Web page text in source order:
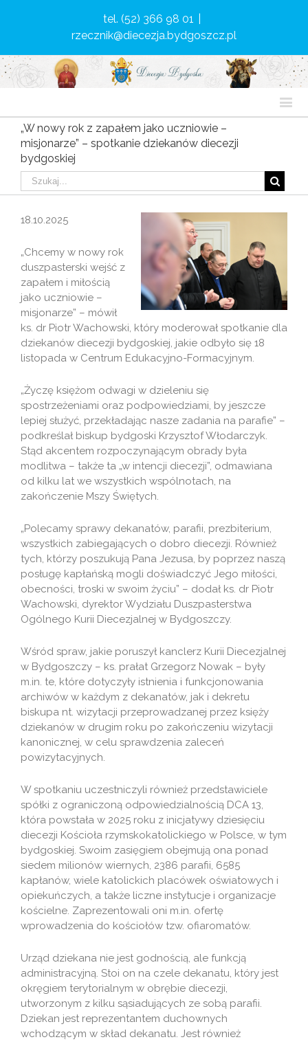
tel. (52) 366 98 01
rzecznik@diecezja.bydgoszcz.pl
„W nowy rok z zapałem jako uczniowie –
misjonarze” – spotkanie dziekanów diecezji
bydgoskiej
18.10.2025
„Chcemy w nowy rok
duszpasterski wejść z
zapałem i miłością
jako uczniowie –
misjonarze” – mówił
ks. dr Piotr Wachowski, który moderował spotkanie dla
dziekanów diecezji bydgoskiej, jakie odbyło się 18
listopada w Centrum Edukacyjno-Formacyjnym.
„Życzę księżom odwagi w dzieleniu się
spostrzeżeniami oraz podpowiedziami, by jeszcze
lepiej służyć, przekładając nasze zadania na parafie” –
podkreślał biskup bydgoski Krzysztof Włodarczyk.
Stąd akcentem rozpoczynającym obrady była
modlitwa – także ta „w intencji diecezji”, odmawiana
od kilku lat we wszystkich wspólnotach, na
zakończenie Mszy Świętych.
„Polecamy sprawy dekanatów, parafii, prezbiterium,
wszystkich zabiegających o dobro diecezji. Również
tych, którzy poszukują Pana Jezusa, by poprzez naszą
posługę kapłańską mogli doświadczyć Jego miłości,
obecności, troski w swoim życiu” – dodał ks. dr Piotr
Wachowski, dyrektor Wydziału Duszpasterstwa
Ogólnego Kurii Diecezjalnej w Bydgoszczy.
Wśród spraw, jakie poruszył kanclerz Kurii Diecezjalnej
w Bydgoszczy – ks. prałat Grzegorz Nowak – były
m.in. te, które dotyczyły istnienia i funkcjonowania
archiwów w każdym z dekanatów, jak i dekretu
biskupa nt. wizytacji przeprowadzanej przez księży
dziekanów w drugim roku po zakończeniu wizytacji
kanonicznej, w celu sprawdzenia zaleceń
powizytacyjnych.
W spotkaniu uczestniczyli również przedstawiciele
spółki z ograniczoną odpowiedzialnością DCA 13,
która powstała w 2025 roku z inicjatywy dziesięciu
diecezji Kościoła rzymskokatolickiego w Polsce, w tym
bydgoskiej. Swoim zasięgiem obejmują ona ponad
siedem milionów wiernych, 2386 parafii, 6585
kapłanów, wiele katolickich placówek oświatowych i
opiekuńczych, a także liczne instytucje i organizacje
kościelne. Zaprezentowali oni m.in. ofertę
wprowadzenia do kościołów tzw. ofiaromatów.
Urząd dziekana nie jest godnością, ale funkcją
administracyjną. Stoi on na czele dekanatu, który jest
okręgiem terytorialnym w obrębie diecezji,
utworzonym z kilku sąsiadujących ze sobą parafii.
Dziekan jest reprezentantem duchownych
wchodzącym w skład dekanatu. Jest również